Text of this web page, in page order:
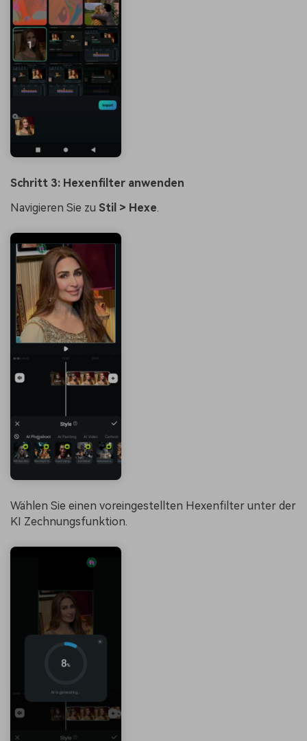
Schritt 3: Hexenfilter anwenden
Navigieren Sie zu Stil > Hexe.
Wählen Sie einen voreingestellten Hexenfilter unter der
KI Zechnungsfunktion.